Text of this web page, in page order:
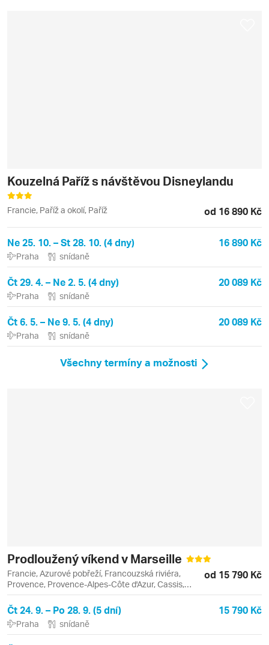
Kouzelná Paříž s návštěvou Disneylandu
Francie, Paříž a okolí, Paříž od 16 890 Kč
Ne 25. 10. – St 28. 10. (4 dny) 16 890 Kč
Praha snídaně
Čt 29. 4. – Ne 2. 5. (4 dny) 20 089 Kč
Praha snídaně
Čt 6. 5. – Ne 9. 5. (4 dny) 20 089 Kč
Praha snídaně
Všechny termíny a možnosti
Prodloužený víkend v Marseille
Francie, Azurové pobřeží, Francouzská riviéra,
Provence, Provence-Alpes-Côte d'Azur, Cassis,
Marseille
od 15 790 Kč
Čt 24. 9. – Po 28. 9. (5 dní) 15 790 Kč
Praha snídaně